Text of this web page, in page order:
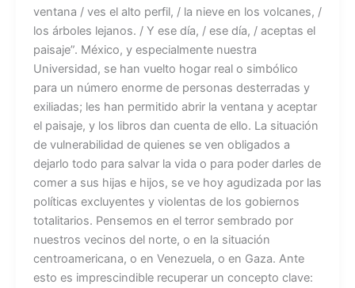
ventana / ves el alto perfil, / la nieve en los volcanes, /
los árboles lejanos. / Y ese día, / ese día, / aceptas el
paisaje”. México, y especialmente nuestra
Universidad, se han vuelto hogar real o simbólico
para un número enorme de personas desterradas y
exiliadas; les han permitido abrir la ventana y aceptar
el paisaje, y los libros dan cuenta de ello. La situación
de vulnerabilidad de quienes se ven obligados a
dejarlo todo para salvar la vida o para poder darles de
comer a sus hijas e hijos, se ve hoy agudizada por las
políticas excluyentes y violentas de los gobiernos
totalitarios. Pensemos en el terror sembrado por
nuestros vecinos del norte, o en la situación
centroamericana, o en Venezuela, o en Gaza. Ante
esto es imprescindible recuperar un concepto clave: